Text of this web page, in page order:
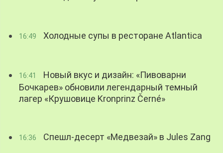
16:49 Холодные супы в ресторане Atlantica
16:41
Новый вкус и дизайн: «Пивоварни
Бочкарев» обновили легендарный темный
лагер «Крушовице Kronprinz Černé»
16:36 Спешл-десерт «Медвезай» в Jules Zang